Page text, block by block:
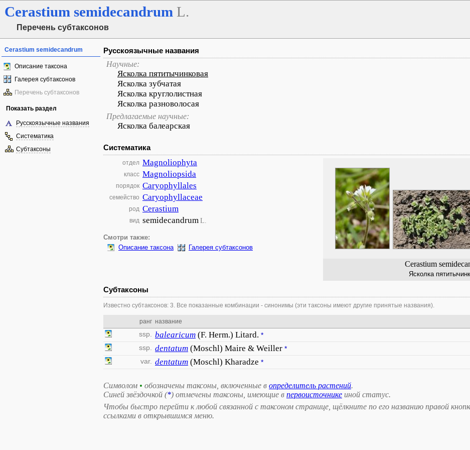
Cerastium semidecandrum L.
Перечень субтаксонов
Cerastium semidecandrum
Описание таксона
Галерея субтаксонов
Перечень субтаксонов
Показать раздел
Русскоязычные названия
Систематика
Субтаксоны
Русскоязычные названия
Научные:
Ясколка пятитычинковая
Ясколка зубчатая
Ясколка круглолистная
Ясколка разноволосая
Предлагаемые научные:
Ясколка балеарская
Систематика
Cerastium
Ясколка
отдел Magnoliophyta
класс Magnoliopsida
порядок Caryophyllales
семейство Caryophyllaceae
род Cerastium
вид semidecandrumL.
Смотри также:
Описание таксона
Галерея субтаксонов
Субтаксоны
Известно субтаксонов: 3. Все показанные комбинации - синонимы (эти таксоны имеют другие принятые названия).
ранг название
ssp. balearicum (F. Herm.) Litard. *
ssp.
dentatum (Moschl) Maire & Weiller *
var. dentatum (Moschl) Kharadze *
Символом • обозначены таксоны, включенные в определитель растений.
Синей звёздочкой (*) отмечены таксоны, имеющие в первоисточнике иной статус.
Чтобы быстро перейти к любой связанной с таксоном странице, щёлкните по его названию правой
ссылками в открывшимся меню.